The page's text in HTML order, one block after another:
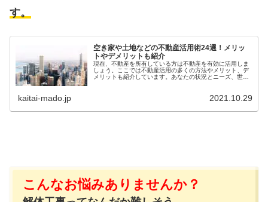
す。
空き家や土地などの不動産活用術24選！メリッ
トやデメリットも紹介
現在、不動産を所有している方は不動産を有効に活用しま
しょう。ここでは不動産活用の多くの方法やメリット、デ
メリットも紹介しています。あなたの状況とニーズ、世間
kaitai-mado.jp 2021.10.29
こんなお悩みありませんか？